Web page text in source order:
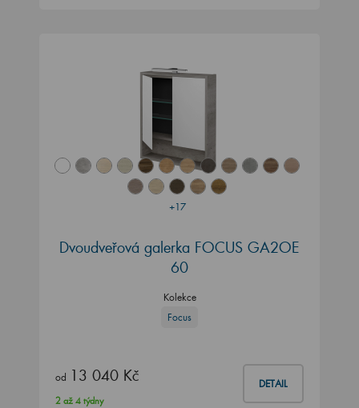
+17
Dvoudveřová galerka FOCUS GA2OE
60
Kolekce
Focus
od 13 040 Kč DETAIL
2 až 4 týdny